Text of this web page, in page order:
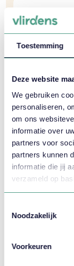
Toestemming
Deze website
We gebruiken
personaliseren,
om ons
informatie over
partners voor
partners kunnen
informatie die jij
verzameld op
Noodzakelijk
Voorkeuren
E-mail *
Branche *
Jouw vraag of